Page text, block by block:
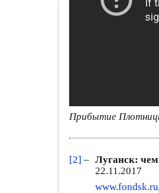
Прибытие
[2] – Луганск: чем
22.11.2017